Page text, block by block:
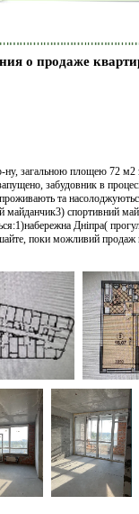
о продаже
загальною площею 72 м2
забудовник в
та
спортивний
Дніпра(
поки можливий продаж